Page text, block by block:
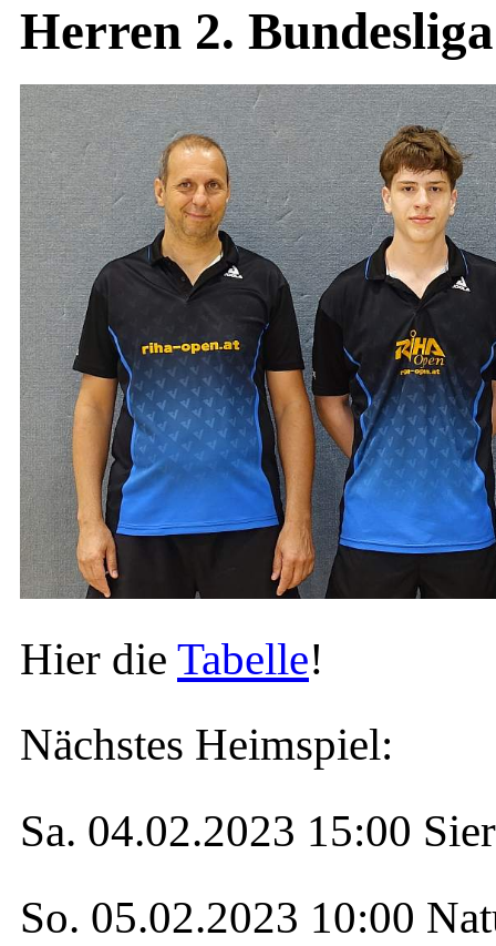
Herren 2. Bundesliga
Hier die Tabelle!
Nächstes Heimspiel:
Sa. 04.02.2023 15:00
So. 05.02.2023 10:00